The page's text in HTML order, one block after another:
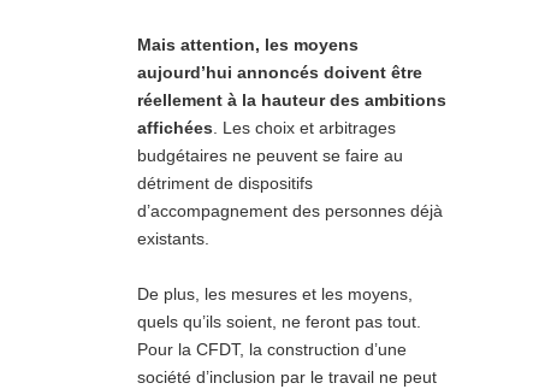
Mais attention, les moyens
aujourd’hui annoncés doivent être
réellement à la hauteur des ambitions
affichées . Les choix et arbitrages
budgétaires ne peuvent se faire au
détriment de dispositifs
d’accompagnement des personnes déjà
existants.
De plus, les mesures et les moyens,
quels qu’ils soient, ne feront pas tout.
Pour la CFDT, la construction d’une
société d’inclusion par le travail ne peut